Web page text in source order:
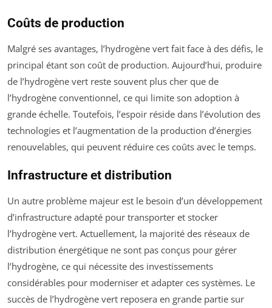
Coûts de production
Malgré ses avantages, l’hydrogène vert fait face à des défis, le
principal étant son coût de production. Aujourd’hui, produire
de l’hydrogène vert reste souvent plus cher que de
l’hydrogène conventionnel, ce qui limite son adoption à
grande échelle. Toutefois, l’espoir réside dans l’évolution des
technologies et l’augmentation de la production d’énergies
renouvelables, qui peuvent réduire ces coûts avec le temps.
Infrastructure et distribution
Un autre problème majeur est le besoin d’un développement
d’infrastructure adapté pour transporter et stocker
l’hydrogène vert. Actuellement, la majorité des réseaux de
distribution énergétique ne sont pas conçus pour gérer
l’hydrogène, ce qui nécessite des investissements
considérables pour moderniser et adapter ces systèmes. Le
succès de l’hydrogène vert reposera en grande partie sur